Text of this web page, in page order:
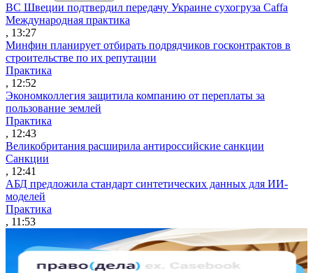
ВС Швеции подтвердил передачу Украине сухогруза Caffa
Международная практика
, 13:27
Минфин планирует отбирать подрядчиков госконтрактов в
строительстве по их репутации
Практика
, 12:52
Экономколлегия защитила компанию от переплаты за
пользование землей
Практика
, 12:43
Великобритания расширила антироссийские санкции
Санкции
, 12:41
АБД предложила стандарт синтетических данных для ИИ-
моделей
Практика
, 11:53